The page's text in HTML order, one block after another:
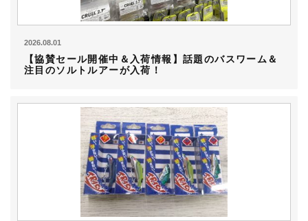
2026.08.01
【協賛セール開催中＆入荷情報】話題のバスワーム＆
注目のソルトルアーが入荷！